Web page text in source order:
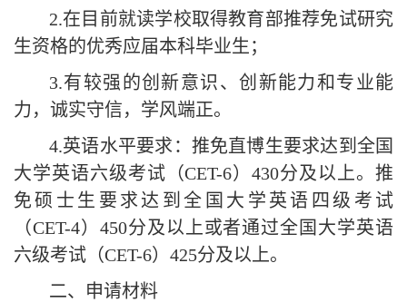
2.在 目前就读学校取得教育部推荐免试研究
生资格的优秀应届本科毕业生 ；
3.有较强的创新意识、创新能力和专业能
力，诚实守信，学风端正。
4.英语水平要求： 推免直博生要求达到全国
大学英语六级考试（CET-6）430分及以上。推
免硕士生 要求 达到全国大学英语四级考试
（CET-4）450分及以上或者通过全国大学英语
六级考试（CET-6）425分及以上。
二、申请材料